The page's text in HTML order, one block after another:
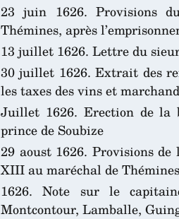
23 juin 1626. Provisions
Thémines, après
13 juillet 1626. Lettre du
30 juillet 1626. Extrait des
les taxes des vins et
Juillet 1626. Erection de la
prince de Soubize
29 aoust 1626. Provisions
XIII au maréchal de
1626. Note sur le
Montcontour, Lamballe,